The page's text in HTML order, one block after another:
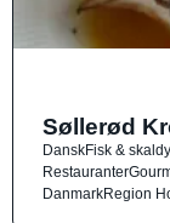
Søllerød
DanskFisk &
Restauranter
DanmarkRegion